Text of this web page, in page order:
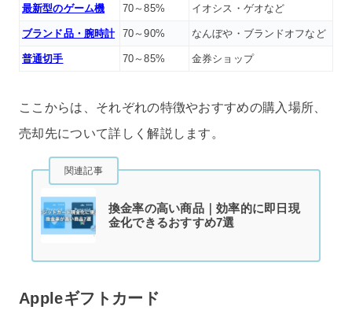
最新型のゲーム機 70～85% イオシス・ゲオなど
ブランド品・腕時計 70～90% なんぼや・ブランドオフなど
普通切手 70～85% 金券ショップ
ここからは、それぞれの特徴やおすすめの購入場所、
売却先について詳しく解説します。
関連記事
換金率の高い商品｜効率的に即日現
金化できるおすすめ7選
Appleギフトカード